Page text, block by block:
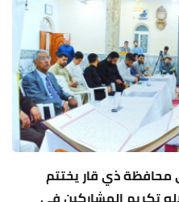
محافظة ذي قار يختتم